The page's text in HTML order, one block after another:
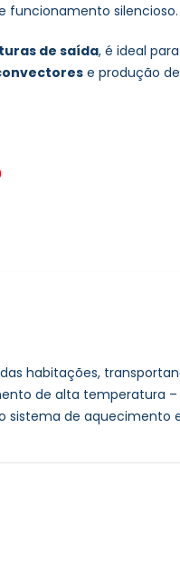
funcionamento silencioso.
de saída, é ideal
e produção de
habitações,
de alta temperatura –
sistema de aquecimento